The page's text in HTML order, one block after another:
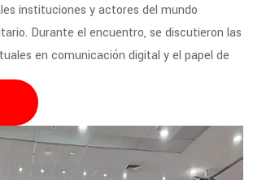
instituciones y actores del mundo
Durante el encuentro, se discutieron las
en comunicación digital y el papel de